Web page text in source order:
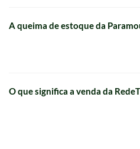
A queima de estoque da
O que significa a venda da